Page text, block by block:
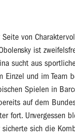
von
ist
sucht aus
Einzel und im Team
Spielen in
auf dem
fort.
sich die